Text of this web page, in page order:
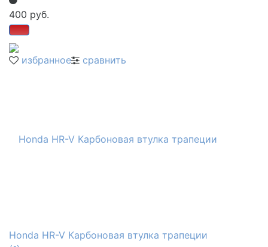
избранное сравнить
400 руб.
Honda HR-V Карбоновая втулка трапеции